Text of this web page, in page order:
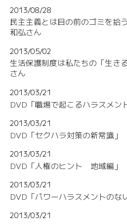
2013/08/28
民主主義とは目の前のゴミを
和弘さん
2013/05/02
生活保護制度は私たちの「生
さん
2013/03/21
DVD「職場で起こるハラスメン
2013/03/21
DVD「セクハラ対策の新常識」
2013/03/21
DVD「人権のヒント 地域編」
2013/03/21
DVD「パワーハラスメントのな
2013/03/21